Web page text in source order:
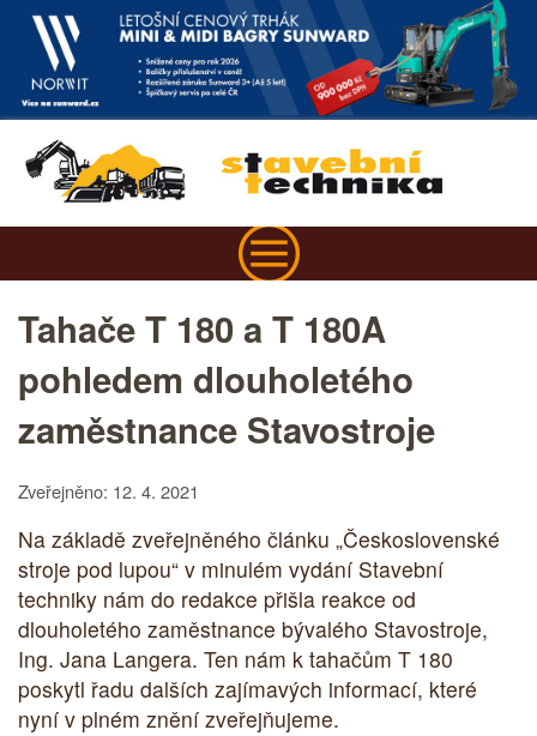
Tahače T 180 a T 180A
pohledem dlouholetého
zaměstnance Stavostroje
Zveřejněno: 12. 4. 2021
Na základě zveřejněného článku „Československé
stroje pod lupou“ v minulém vydání Stavební
techniky nám do redakce přišla reakce od
dlouholetého zaměstnance bývalého Stavostroje,
Ing. Jana Langera. Ten nám k tahačům T 180
poskytl řadu dalších zajímavých informací, které
nyní v plném znění zveřejňujeme.